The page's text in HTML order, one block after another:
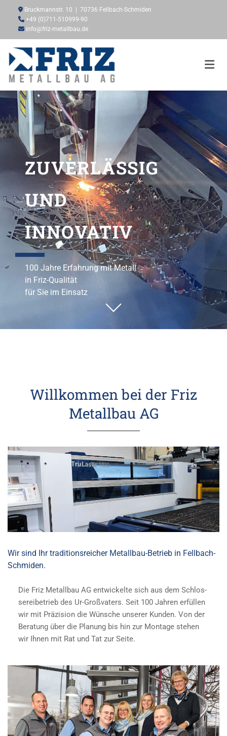
Bruckmannstr. 10 | 70736 Fellbach-Schmiden
 +49 (0)711-510999-90
 info@friz-metallbau.de
ZUVERLÄSSIG
UND
INNOVATIV
100 Jahre Erfahrung mit Metall
in Friz-Qualität
für Sie im Einsatz
Willkommen bei der Friz
Metallbau AG
Wir sind Ihr traditionsreicher Metallbau-Betrieb in Fellbach-
Schmiden.
Die Friz Me­tall­bau AG ent­wi­ckel­te sich aus dem Schlos­
se­rei­be­trieb des Ur-Groß­va­ters. Seit 100 Jah­ren er­fül­len
wir mit Prä­zi­si­on die Wün­sche un­se­rer Kun­den. Von der
Be­ra­tung über die Pla­nung bis hin zur Mon­ta­ge ste­hen
wir Ihnen mit Rat und Tat zur Seite.